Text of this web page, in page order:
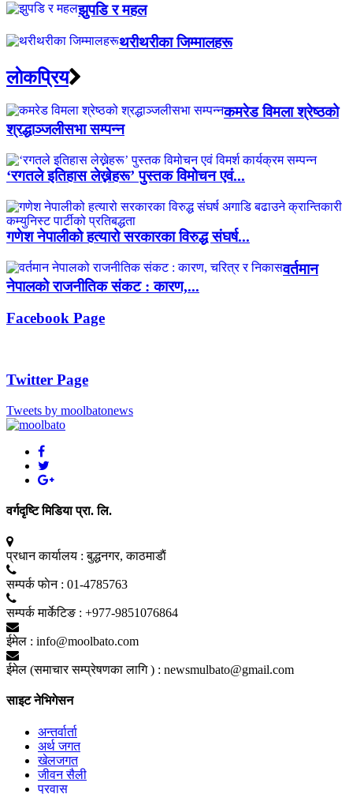
झुपडि र महल
थरीथरीका जिम्मालहरू
लाेकप्रिय
कमरेड विमला श्रेष्ठको
श्रद्धाञ्जलीसभा सम्पन्न
‘रगतले इतिहास लेख्नेहरू’ पुस्तक विमोचन एवं...
गणेश नेपालीको हत्यारो सरकारका विरुद्ध संघर्ष...
वर्तमान
नेपालको राजनीतिक संकट : कारण,...
Facebook Page
Twitter Page
Tweets by moolbatonews
वर्गदृष्टि मिडिया प्रा. लि.
प्रधान कार्यालय : बुद्धनगर, काठमाडाैं
सम्पर्क फाेन : 01-4785763
सम्पर्क मार्केटिङ : +977-9851076864
ईमेल : info@moolbato.com
ईमेल (समाचार सम्प्रेषणका लागि ) : newsmulbato@gmail.com
साइट नेभिगेसन
अन्तर्वार्ता
अर्थ जगत
खेलजगत
जीवन सैली
प्रवास